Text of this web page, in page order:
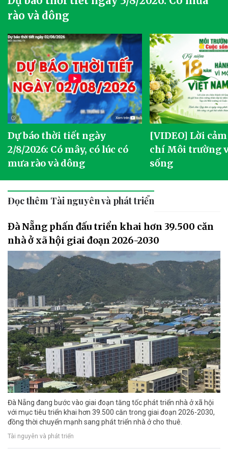
rào và dông
Dự báo thời tiết ngày
2/8/2026: Có mây, có lúc có
mưa rào và dông
[VIDEO] Lời
chí Môi trường
sống
Đọc thêm Tài nguyên và phát triển
Đà Nẵng phấn đấu triển khai hơn 39.500 căn
nhà ở xã hội giai đoạn 2026-2030
Đà Nẵng đang bước vào giai đoạn tăng tốc phát triển nhà ở xã hội
với mục tiêu triển khai hơn 39.500 căn trong giai đoạn 2026-2030,
đồng thời chuyển mạnh sang phát triển nhà ở cho thuê.
Tài nguyên và phát triển